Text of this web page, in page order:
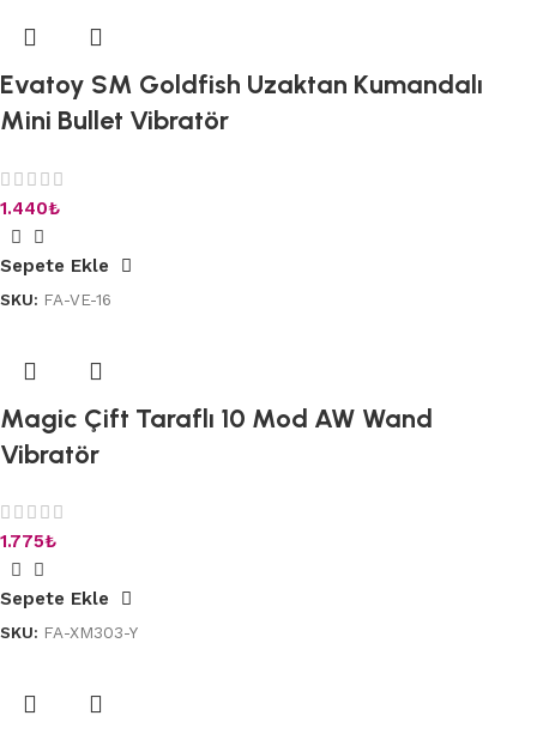
Evatoy SM Goldfish Uzaktan Kumandalı
Mini Bullet Vibratör
1.440₺
Sepete Ekle
SKU: FA-VE-16
Magic Çift Taraflı 10 Mod AW Wand
Vibratör
1.775₺
Sepete Ekle
SKU: FA-XM303-Y